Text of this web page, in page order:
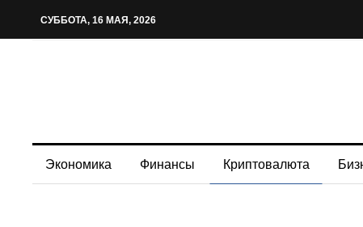
СУББОТА, 16 МАЯ, 2026
Экономика Финансы Криптовалюта